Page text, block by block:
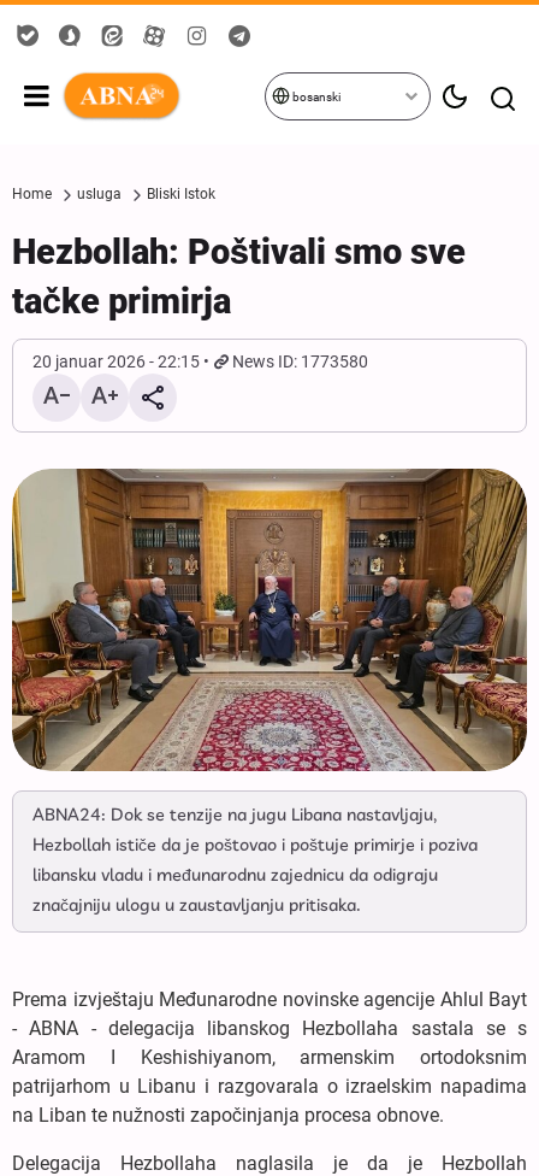
bosanski
Home usluga Bliski Istok
Hezbollah: Poštivali smo sve
tačke primirja
20 januar 2026 - 22:15 News ID: 1773580
ABNA24: Dok se tenzije na jugu Libana nastavljaju,
Hezbollah ističe da je poštovao i poštuje primirje i poziva
libansku vladu i međunarodnu zajednicu da odigraju
značajniju ulogu u zaustavljanju pritisaka.
Prema izvještaju Međunarodne novinske agencije Ahlul Bayt
- ABNA - delegacija libanskog Hezbollaha sastala se s
Aramom I Keshishiyanom, armenskim ortodoksnim
patrijarhom u Libanu i razgovarala o izraelskim napadima
na Liban te nužnosti započinjanja procesa obnove.
Delegacija Hezbollaha naglasila je da je Hezbollah